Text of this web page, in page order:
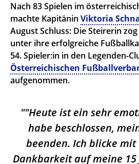
Nach 83 Spielen im
machte Kapitänin Viktoria
August Schluss: Die Steirerin
unter ihre erfolgreiche
54. Spieler:in in den Legenden-
Österreichischen
aufgenommen.
"Heute ist ein sehr
habe beschlossen,
beenden. Ich blicke
Dankbarkeit auf meine